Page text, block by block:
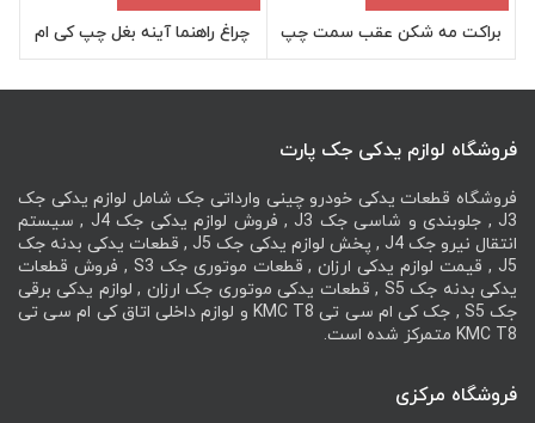
براکت مه شکن عقب سمت چپ
کی ام سی KMC J7
چراغ راهنما آینه بغل چپ کی ام
سی KMC J7
فروشگاه لوازم یدکی جک پارت
فروشگاه قطعات یدکی خودرو چینی وارداتی جک شامل لوازم یدکی جک
J3 , جلوبندی و شاسی جک J3 , فروش لوازم یدکی جک J4 , سیستم
انتقال نیرو جک J4 , پخش لوازم یدکی جک J5 , قطعات یدکی بدنه جک
J5 , قیمت لوازم یدکی ارزان , قطعات موتوری جک S3 , فروش قطعات
یدکی بدنه جک S5 , قطعات یدکی موتوری جک ارزان , لوازم یدکی برقی
جک S5 , جک کی ام سی تی KMC T8 و لوازم داخلی اتاق کی ام سی تی
KMC T8 متمرکز شده است.
فروشگاه مرکزی